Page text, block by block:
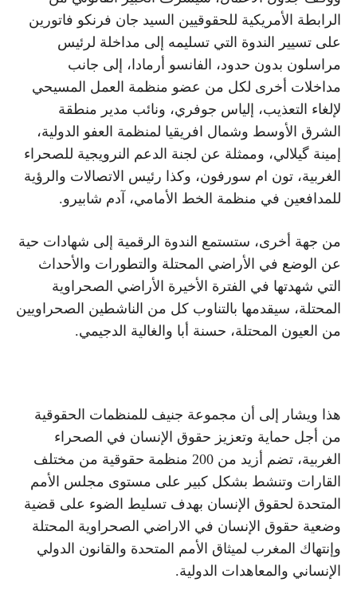
الرابطة الأمريكية للحقوقيين السيد جان فرنكو فاتورين
على تسيير الندوة التي تسليمه إلى مداخلة لرئيس
مراسلون بدون حدود، الفانسو أرمادا، إلى جانب
مداخلات أخرى لكل من عضو منظمة العمل المسيحي
لإلغاء التعذيب، إلياس جوفري، ونائب مدير منطقة
الشرق الأوسط وشمال افريقيا لمنظمة العفو الدولية،
إمينة گيلالي، وممثلة عن لجنة الدعم النرويجية للصحراء
الغربية، تون ام سورفون، وكذا رئيس الاتصالات والرؤية
للمدافعين في منظمة الخط الأمامي، آدم شابيرو.
من جهة أخرى، ستستمع الندوة الرقمية إلى شهادات حية
عن الوضع في الأراضي المحتلة والتطورات والأحداث
التي شهدتها في الفترة الأخيرة الأراضي الصحراوية
المحتلة، سيقدمها بالتناوب كل من الناشطين الصحراويين
من العيون المحتلة، حسنة أبا والغالية الدجيمي.
هذا ويشار إلى أن مجموعة جنيف للمنظمات الحقوقية
من أجل حماية وتعزيز حقوق الإنسان في الصحراء
الغربية، تضم أزيد من 200 منظمة حقوقية من مختلف
القارات وتنشط بشكل كبير على مستوى مجلس الأمم
المتحدة لحقوق الإنسان بهدف تسليط الضوء على قضية
وضعية حقوق الإنسان في الاراضي الصحراوية المحتلة
وإنتهاك المغرب لميثاق الأمم المتحدة والقانون الدولي
الإنساني والمعاهدات الدولية.